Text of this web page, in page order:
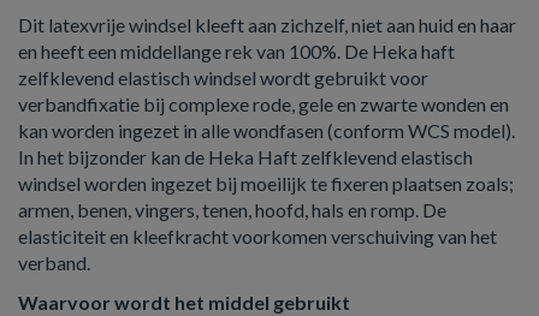
Dit latexvrije windsel kleeft aan zichzelf, niet aan huid en haar
en heeft een middellange rek van 100%. De Heka haft
zelfklevend elastisch windsel wordt gebruikt voor
verbandfixatie bij complexe rode, gele en zwarte wonden en
kan worden ingezet in alle wondfasen (conform WCS model).
In het bijzonder kan de Heka Haft zelfklevend elastisch
windsel worden ingezet bij moeilijk te fixeren plaatsen zoals;
armen, benen, vingers, tenen, hoofd, hals en romp. De
elasticiteit en kleefkracht voorkomen verschuiving van het
verband.
Waarvoor wordt het middel gebruikt